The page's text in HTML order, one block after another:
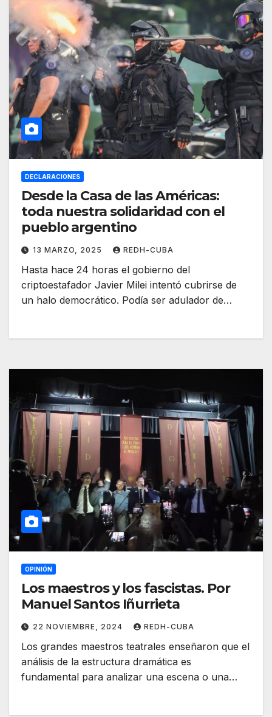
DECLARACIONES
Desde la Casa de las Américas:
toda nuestra solidaridad con el
pueblo argentino
13 MARZO, 2025 REDH-CUBA
Hasta hace 24 horas el gobierno del
criptoestafador Javier Milei intentó cubrirse de
un halo democrático. Podía ser adulador de…
OPINIÓN
Los maestros y los fascistas. Por
Manuel Santos Iñurrieta
22 NOVIEMBRE, 2024 REDH-CUBA
Los grandes maestros teatrales enseñaron que el
análisis de la estructura dramática es
fundamental para analizar una escena o una…